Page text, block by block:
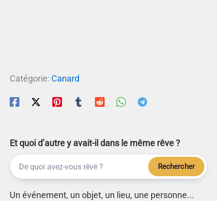
Catégorie: Canard
Et quoi d’autre y avait-il dans le même rêve ?
Rechercher
Un événement, un objet, un lieu, une personne...